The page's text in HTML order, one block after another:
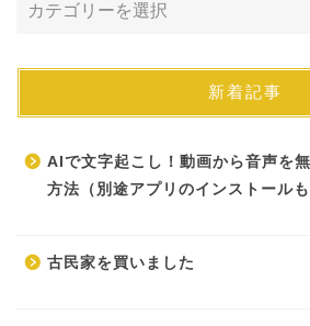
新着記事
AIで文字起こし！動画から音声を
方法（別途アプリのインストールも
古民家を買いました